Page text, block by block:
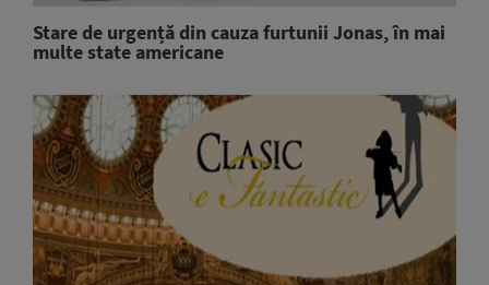
Stare de urgență din cauza furtunii Jonas, în mai
multe state americane